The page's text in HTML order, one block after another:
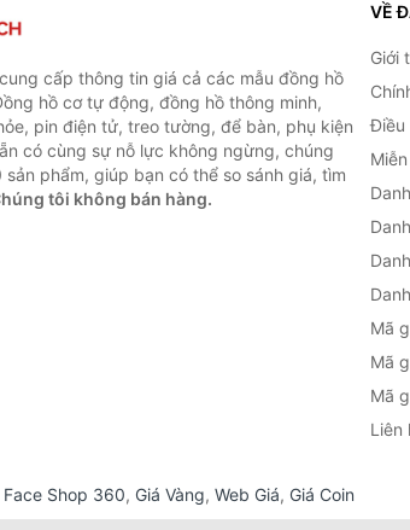
cấp thông tin giá cả các mẫu đồng hồ
hồ cơ tự động, đồng hồ thông minh,
pin điện tử, treo tường, để bàn, phụ kiện
có cùng sự nỗ lực không ngừng, chúng
phẩm, giúp bạn có thể so sánh giá, tìm
tôi không bán hàng.
VỀ
Giới
Điều
Mã
Mã
Mã
Liên
Face Shop 360, Giá Vàng, Web Giá, Giá Coin